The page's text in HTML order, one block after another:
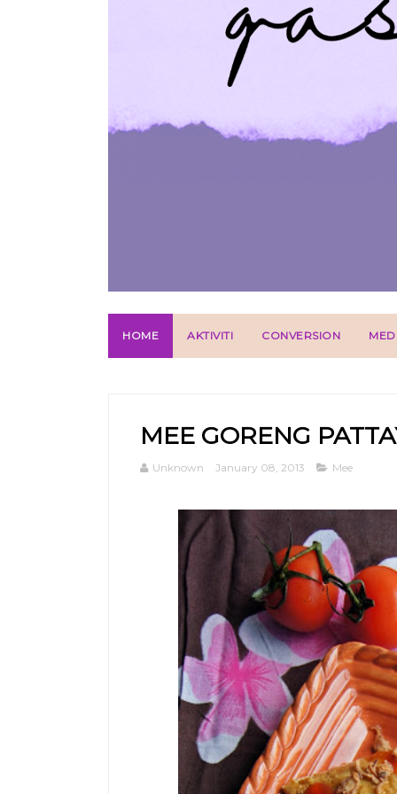
HOME AKTIVITI CONVERSION
MEE GORENG
Unknown January 08, 2013 Mee